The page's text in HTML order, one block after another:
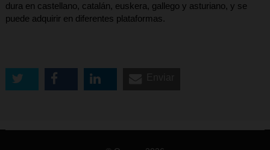
dura en castellano, catalán, euskera, gallego y asturiano, y se
puede adquirir en diferentes plataformas.